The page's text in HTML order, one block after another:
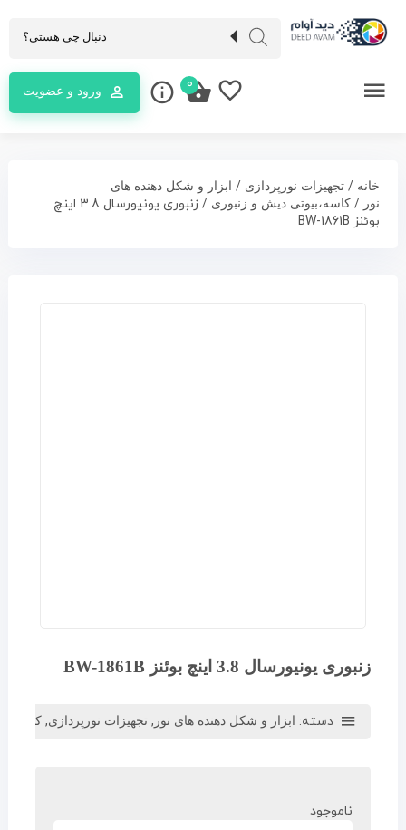
ورود و عضویت 0
خانه / تجهیزات نورپردازی / ابزار و شکل دهنده های
نور / کاسه،بیوتی دیش و زنبوری
/ زنبوری یونیورسال 3.8 اینچ
بوئنز BW-1861B
زنبوری یونیورسال 3.8 اینچ بوئنز BW-1861B
دسته: ابزار و شکل دهنده های نور , تجهیزات نورپردازی,
ناموجود